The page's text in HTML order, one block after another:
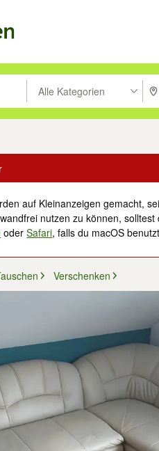
drücken um zu suchen, oder
Alle Kategorien
auf Kleinanzeigen gemacht,
nutzen zu können,
oderSafari, falls du macOS
Verschenken